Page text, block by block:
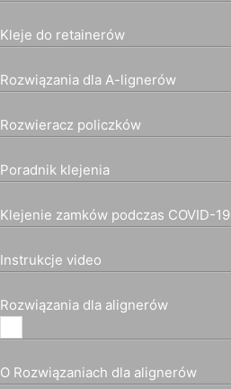
Kleje do retainerów
Rozwiązania dla A-lignerów
Rozwieracz policzków
Poradnik klejenia
Klejenie zamków podczas COVID-19
Instrukcje video
Rozwiązania dla alignerów
O Rozwiązaniach dla alignerów